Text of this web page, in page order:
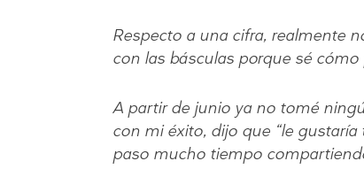
Respecto a una cifra, realmente
con las básculas porque sé
A partir de junio ya no tomé
con mi éxito, dijo que “le
paso mucho tiempo